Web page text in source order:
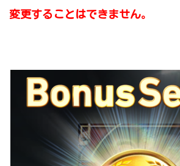
変更することはできません。